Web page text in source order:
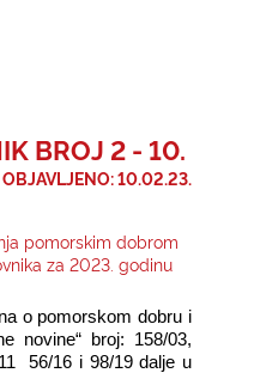
BROJ 2 - 10.
OBJAVLJENO: 10.02.23.
pomorskim dobrom
za 2023. godinu
o pomorskom dobru i
novine“ broj: 158/03,
56/16 i 98/19 dalje u